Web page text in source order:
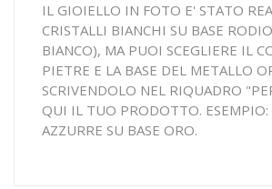
IL GIOIELLO IN FOTO E' STATO
CRISTALLI BIANCHI SU BASE
BIANCO), MA PUOI SCEGLIERE IL
PIETRE E LA BASE DEL METALLO
SCRIVENDOLO NEL RIQUADRO
QUI IL TUO PRODOTTO. ESEMPIO:
AZZURRE SU BASE ORO.